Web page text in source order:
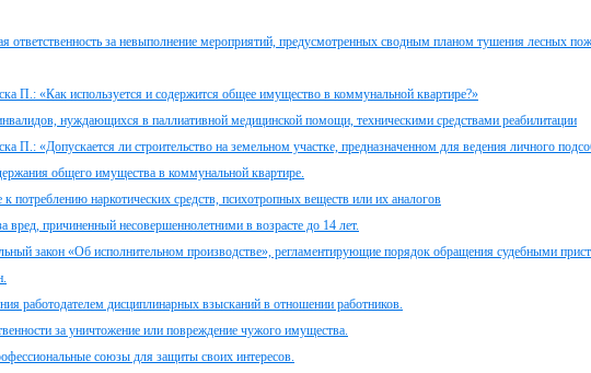
ответственность за невыполнение мероприятий, предусмотренных сводным планом тушения лесных
П.: «Как используется и содержится общее имущество в коммунальной квартире?»
нуждающихся в паллиативной медицинской помощи, техническими средствами реабилитации
П.: «Допускается ли строительство на земельном участке, предназначенном для ведения личного
общего имущества в коммунальной квартире.
к потреблению наркотических средств, психотропных веществ или их аналогов
вред, причиненный несовершеннолетними в возрасте до 14 лет.
закон «Об исполнительном производстве», регламентирующие порядок обращения судебными
работодателем дисциплинарных взысканий в отношении работников.
за уничтожение или повреждение чужого имущества.
союзы для защиты своих интересов.